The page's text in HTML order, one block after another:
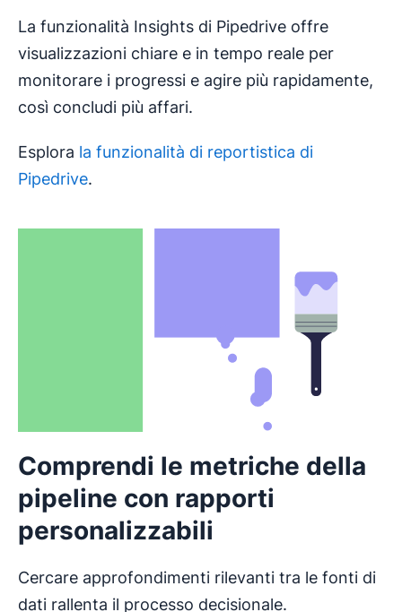
La funzionalità Insights di Pipedrive offre
visualizzazioni chiare e in tempo reale per
monitorare i progressi e agire più rapidamente,
così concludi più affari.
Esplora la funzionalità di reportistica di
Pipedrive.
Comprendi le metriche della
pipeline con rapporti
personalizzabili
Cercare approfondimenti rilevanti tra le fonti di
dati rallenta il processo decisionale.